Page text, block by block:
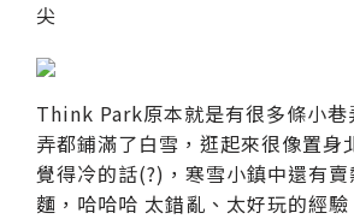
尖
Think Park原本就是有很多條小巷
弄都鋪滿了白雪，逛起來很像置身
覺得冷的話(?)，寒雪小鎮中還有
麵，哈哈哈 太錯亂、太好玩的經驗